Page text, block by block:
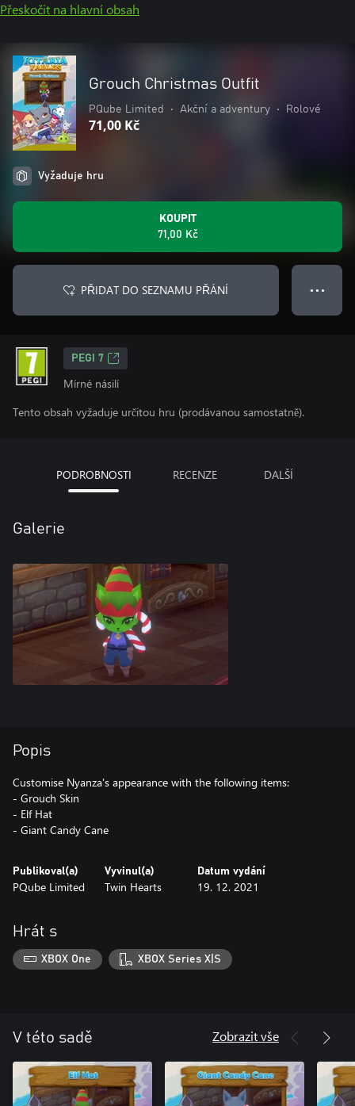
Přeskočit na hlavní obsah
Grouch Christmas Outfit
PQube Limited • Akční a adventury • Rolové
71,00 Kč
Vyžaduje hru
KOUPIT
71,00 Kč
PŘIDAT DO SEZNAMU PŘÁNÍ ● ● ●
PEGI 7
Mírné násilí
Tento obsah vyžaduje určitou hru (prodávanou samostatně).
PODROBNOSTI RECENZE DALŠÍ
Galerie
Popis
Customise Nyanza's appearance with the following items:
- Grouch Skin
- Elf Hat
Publikoval(a)
PQube Limited
Vyvinul(a)
Twin Hearts
Datum vydání
19. 12. 2021
Hrát s
XBOX One XBOX Series X|S
V této sadě Zobrazit vše